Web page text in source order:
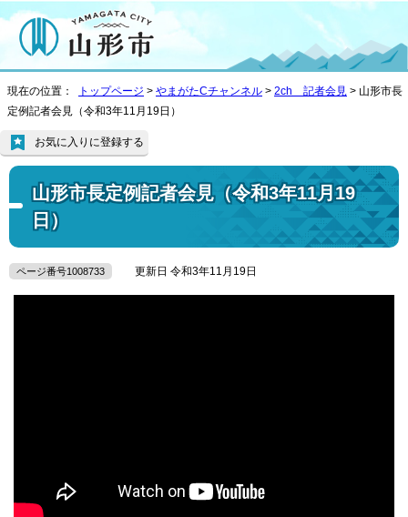
現在の位置： トップページ > やまがたCチャンネル > 2ch 記者会見 > 山形市長
定例記者会見（令和3年11月19日）
山形市長定例記者会見（令和3年11月19
日）
お気に入りに登録する
ページ番号1008733 更新日 令和3年11月19日